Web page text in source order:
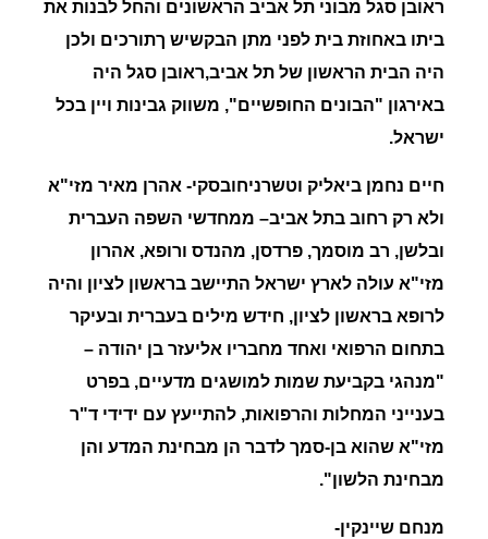
ראובן סגל מבוני תל אביב הראשונים והחל לבנות את
ביתו באחוזת בית לפני מתן הבקשיש ךתורכים ולכן
היה הבית הראשון של תל אביב,ראובן סגל היה
באירגון "הבונים החופשיים", משווק גבינות ויין בכל
ישראל.
חיים נחמן ביאליק וטשרניחובסקי- אהרן מאיר מזי"א
ולא רק רחוב בתל אביב– ממחדשי השפה העברית
ובלשן, רב מוסמך, פרדסן, מהנדס ורופא, אהרון
מזי"א עולה לארץ ישראל התיישב בראשון לציון והיה
לרופא בראשון לציון, חידש מילים בעברית ובעיקר
בתחום הרפואי ואחד מחבריו אליעזר בן יהודה –
"מנהגי בקביעת שמות למושגים מדעיים, בפרט
בענייני המחלות והרפואות, להתייעץ עם ידידי ד"ר
מזי"א שהוא בן-סמך לדבר הן מבחינת המדע והן
מבחינת הלשון".
מנחם שיינקין-